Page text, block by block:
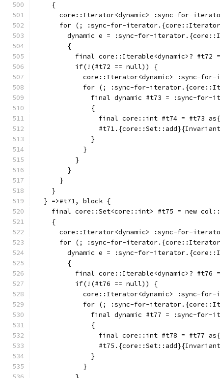
    {
core::Iterator<dynamic> :sync-for-
for (; :sync-for-
dynamic e = :sync-for-
        {
final core::Iterable<dynamic>? #t72
          if(!(#t72 == null)) {
core::Iterator<dynamic> :sync-
for (; :sync-for-
final dynamic #t73 = :sync-for-
              {
final core::int #t74 = #t73
              }
            }
          }
        }
      }
    }
  } =>#t71, block {
final core::Set<core::int> #t75 = new
    {
core::Iterator<dynamic> :sync-for-
for (; :sync-for-
dynamic e = :sync-for-
        {
final core::Iterable<dynamic>? #t76
          if(!(#t76 == null)) {
core::Iterator<dynamic> :sync-
for (; :sync-for-
final dynamic #t77 = :sync-for-
              {
final core::int #t78 = #t77
              }
            }